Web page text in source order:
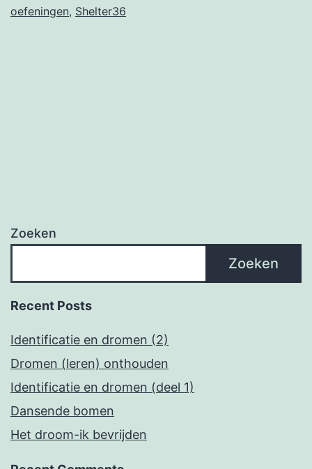
oefeningen, Shelter36
Zoeken
Zoeken
Recent Posts
Identificatie en dromen (2)
Dromen (leren) onthouden
Identificatie en dromen (deel 1)
Dansende bomen
Het droom-ik bevrijden